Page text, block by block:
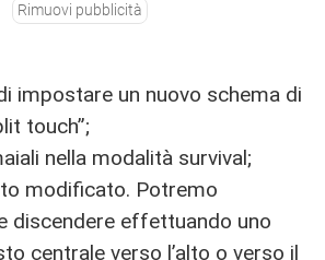
Rimuovi pubblicità
impostare un nuovo schema di
touch”;
nella modalità survival;
modificato. Potremo
discendere effettuando uno
centrale verso l’alto o verso il